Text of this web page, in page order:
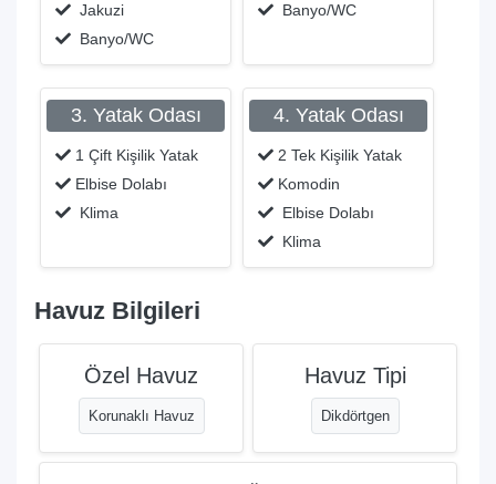
Jakuzi
Banyo/WC
Banyo/WC
3. Yatak Odası
1 Çift Kişilik Yatak
Elbise Dolabı
Klima
4. Yatak Odası
2 Tek Kişilik Yatak
Komodin
Elbise Dolabı
Klima
Havuz Bilgileri
Özel Havuz
Korunaklı Havuz
Havuz Tipi
Dikdörtgen